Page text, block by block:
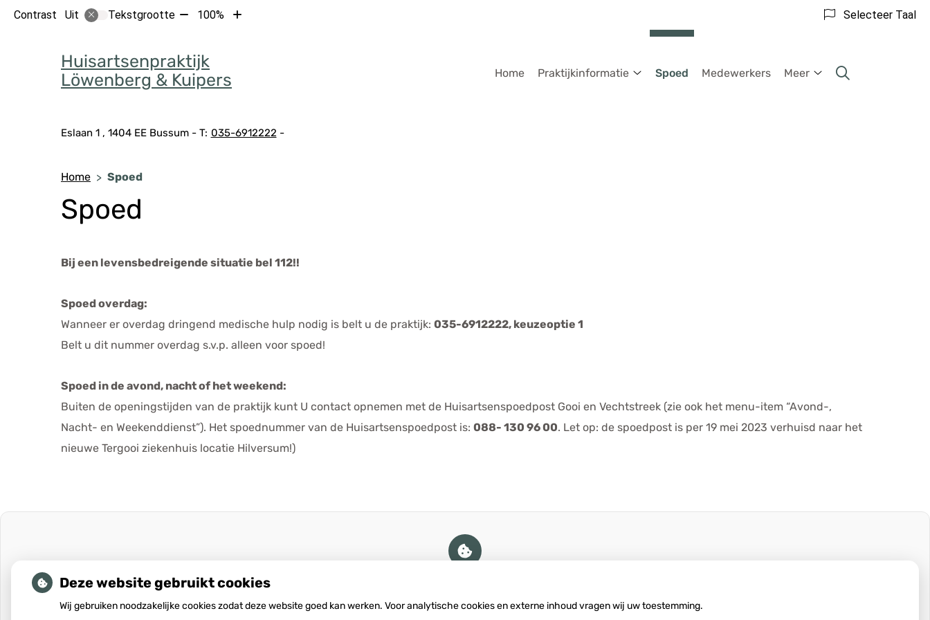
Contrast Uit Tekstgrootte Tekst
10%
100%
Tekst
Selecteer Taal
Huisartsenpraktijk
Löwenberg & Kuipers
Home
Praktijkinformatie
Spoed Medewerkers
Meer
Adresgegevens
Eslaan 1 1404 EE Bussum 035-6912222
Home Spoed
Spoed
Bij een levensbedreigende situatie bel 112!!
Spoed overdag:
Wanneer er overdag dringend medische hulp nodig is belt u de praktijk: 035-6912222, keuzeoptie 1
Belt u dit nummer overdag s.v.p. alleen voor spoed!
Spoed in de avond, nacht of het weekend:
Buiten de openingstijden van de praktijk kunt U contact opnemen met de Huisartsenspoedpost Gooi en Vechtstreek (zie ook het menu-item “Avond-,
Nacht- en Weekenddienst”). Het spoednummer van de Huisartsenspoedpost is: 088- 130 96 00. Let op: de spoedpost is per 19 mei 2023 verhuisd naar het
nieuwe Tergooi ziekenhuis locatie Hilversum!)
te zien.
Deze website gebruikt cookies
Wij gebruiken noodzakelijke cookies zodat deze website goed kan werken. Voor analytische cookies en externe inhoud vragen wij uw toestemming.